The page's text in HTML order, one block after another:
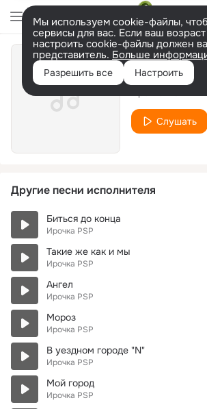
Мы используем cookie-файлы,
сервисы для вас. Если ваш
настроить cookie-файлы должен
представитель. Больше
Разрешить все Настроить
Дай яду
Слушать
Другие песни исполнителя
Биться до конца
Ирочка PSP
Такие же как и мы
Ирочка PSP
Ангел
Ирочка PSP
Мороз
Ирочка PSP
В уездном городе "N"
Ирочка PSP
Мой город
Ирочка PSP